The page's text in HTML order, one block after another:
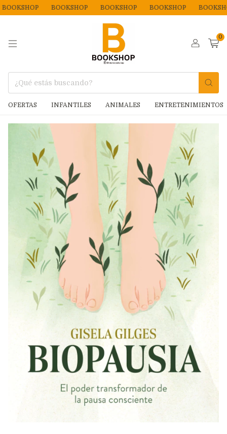
BOOKSHOP BOOKSHOP BOOKSHOP BOOKSHOP
0
OFERTAS INFANTILES ANIMALES ENTRETENIMIENTOS